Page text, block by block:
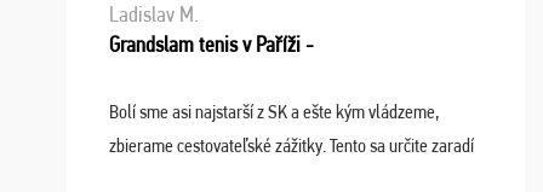
Ladislav M.
Grandslam tenis v Paříži -
Bolí sme asi najstarší z SK a ešte kým vládzeme,
zbierame cestovateľské zážitky. Tento sa určite zaradí